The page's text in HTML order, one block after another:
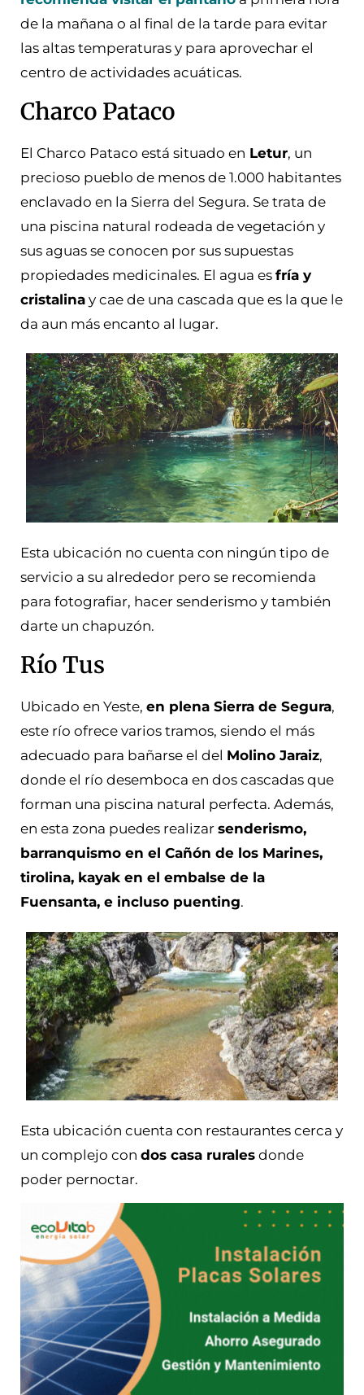
de la mañana o al final de la tarde para evitar
las altas temperaturas y para aprovechar el
centro de actividades acuáticas.
Charco Pataco
El Charco Pataco está situado en Letur, un
precioso pueblo de menos de 1.000 habitantes
enclavado en la Sierra del Segura. Se trata de
una piscina natural rodeada de vegetación y
sus aguas se conocen por sus supuestas
propiedades medicinales. El agua es fría y
cristalina y cae de una cascada que es la que le
da aun más encanto al lugar.
Esta ubicación no cuenta con ningún tipo de
servicio a su alrededor pero se recomienda
para fotografiar, hacer senderismo y también
darte un chapuzón.
Río Tus
Ubicado en Yeste, en plena Sierra de Segura,
este río ofrece varios tramos, siendo el más
adecuado para bañarse el del Molino Jaraiz,
donde el río desemboca en dos cascadas que
forman una piscina natural perfecta. Además,
en esta zona puedes realizar senderismo,
barranquismo en el Cañón de los Marines,
tirolina, kayak en el embalse de la
Fuensanta, e incluso puenting.
Esta ubicación cuenta con restaurantes cerca y
un complejo con dos casa rurales donde
poder pernoctar.